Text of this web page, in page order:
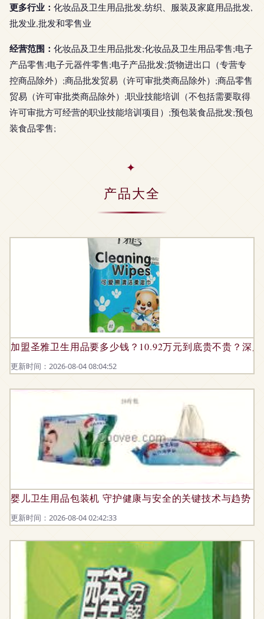
更多行业： 化妆品及卫生用品批发,纺织、服装及家庭用品批发,
批发业,批发和零售业
经营范围： 化妆品及卫生用品批发;化妆品及卫生用品零售;电子
产品零售;电子元器件零售;电子产品批发;货物进出口（专营专
控商品除外）;商品批发贸易（许可审批类商品除外）;商品零售
贸易（许可审批类商品除外）;职业技能培训（不包括需要取得
许可审批方可经营的职业技能培训项目）;预包装食品批发;预包
装食品零售;
产品大全
加盟圣雅卫生用品要多少钱？10.92万元到底贵不贵？深
更新时间：2026-08-04 08:04:52
婴儿卫生用品包装机 守护健康与安全的关键技术与趋势
更新时间：2026-08-04 02:42:33